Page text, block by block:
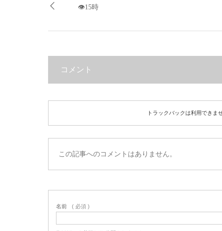
👁15時
コメント
トラックバックは利用できませ
この記事へのコメントはありません。
名前 ( 必須 )